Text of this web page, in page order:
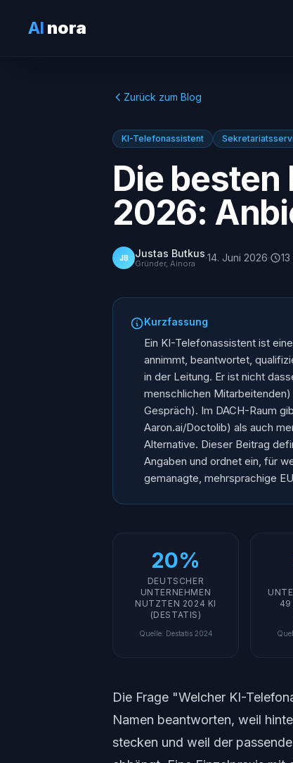
AI nora
Zurück zum Blog
KI-Telefonassistent
Die
2026:
JB Justas Butkus
Gründer, Ainora ·14. Juni 2026· 13
Kurzfassung
Ein KI-Telefonassistent ist
annimmt, beantwortet,
in der Leitung. Er ist nicht
menschlichen
Gespräch). Im DACH-Raum
Aaron.ai/Doctolib) als auch
Alternative. Dieser Beitrag
Angaben und ordnet ein, für
gemanagte, mehrsprachige
20%
DEUTSCHER
UNTERNEHMEN
NUTZTEN 2024 KI
(DESTATIS)
Quelle: Destatis 2024
49
Die Frage "Welcher KI-
Namen beantworten, weil
stecken und weil der